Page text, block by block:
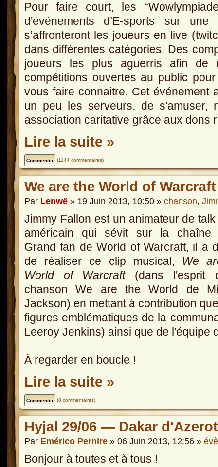
Pour faire court, les
d'événements d’E-sports sur
s’affronteront les joueurs en live
dans différentes catégories. Des
joueurs les plus aguerris afin de
compétitions ouvertes au public
vous faire connaitre. Cet événement
un peu les serveurs, de s'amuser,
association caritative grâce aux dons
Lire la suite »
(1144 commentaires)
We are the World of Warcraft
Par Lenwë » 19 Juin 2013, 10:50 » chanson,
Jimmy Fallon est un animateur de
américain qui sévit sur la chaîne
Grand fan de World of Warcraft, il a
de réaliser ce clip musical, We
World of Warcraft(dans l'esprit
chanson We are the World de
Jackson) en mettant à contribution
figures emblématiques de la
Leeroy Jenkins) ainsi que de l'équipe
À regarder en boucle !
Lire la suite »
(8 commentaires)
Hyjal 29/06 — Dakar
Par Emérico Pernire » 06 Juin 2013, 12:56 »
Bonjour à toutes et à tous !